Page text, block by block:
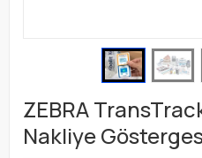
ZEBRA
Nakliye